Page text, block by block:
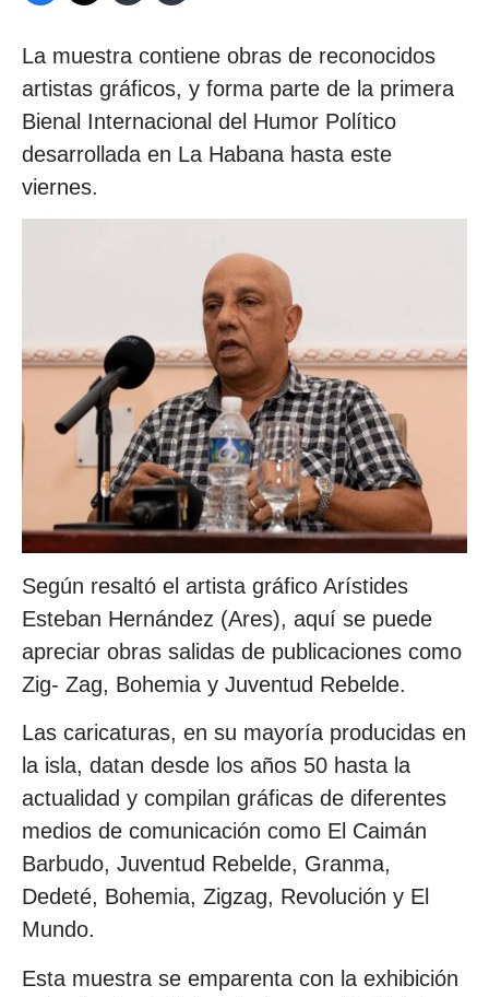
La muestra contiene obras de reconocidos
artistas gráficos, y forma parte de la primera
Bienal Internacional del Humor Político
desarrollada en La Habana hasta este
viernes.
Según resaltó el artista gráfico Arístides
Esteban Hernández (Ares), aquí se puede
apreciar obras salidas de publicaciones como
Zig- Zag, Bohemia y Juventud Rebelde.
Las caricaturas, en su mayoría producidas en
la isla, datan desde los años 50 hasta la
actualidad y compilan gráficas de diferentes
medios de comunicación como El Caimán
Barbudo, Juventud Rebelde, Granma,
Dedeté, Bohemia, Zigzag, Revolución y El
Mundo.
Esta muestra se emparenta con la exhibición